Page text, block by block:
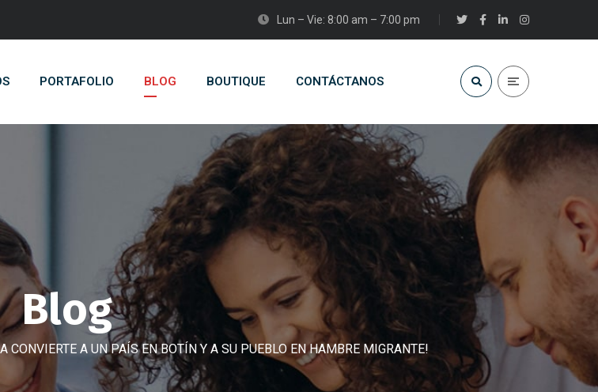
Lun – Vie: 8:00 am – 7:00 pm
PORTAFOLIO BLOG BOUTIQUE CONTÁCTANOS
Blog
CONVIERTE A UN PAÍS EN BOTÍN Y A SU PUEBLO EN HAMBRE MIGRANTE!